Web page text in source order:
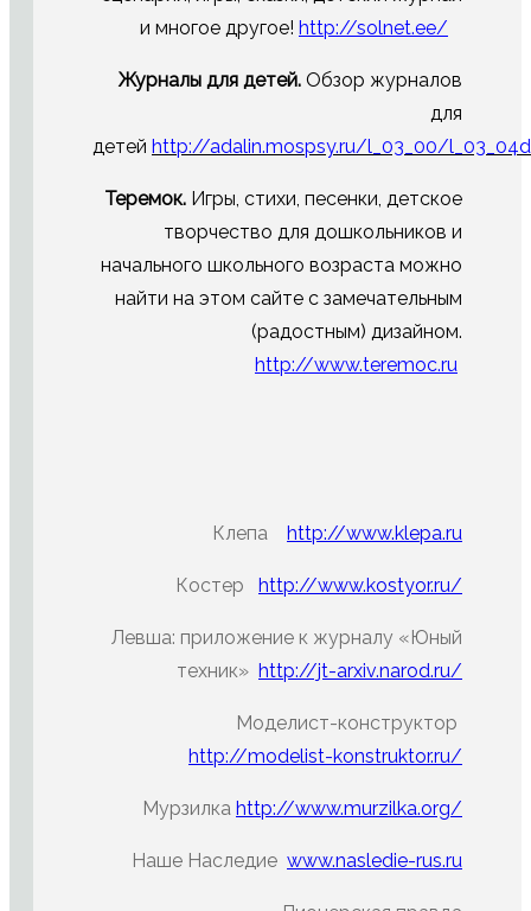
и многое другое! http://solnet.ee/
Журналы для детей. Обзор журналов
для
детей http://adalin.mospsy.ru/l_03_00/
Теремок. Игры, стихи, песенки, детское
творчество для дошкольников и
начального школьного возраста можно
найти на этом сайте с замечательным
(радостным) дизайном.
http://www.teremoc.ru
Клепа http://www.klepa.ru
Костер http://www.kostyor.ru/
Левша: приложение к журналу «Юный
техник» http://jt-arxiv.narod.ru/
Моделист-конструктор
http://modelist-konstruktor.ru/
Мурзилка http://www.murzilka.org/
Наше Наследие www.nasledie-rus.ru